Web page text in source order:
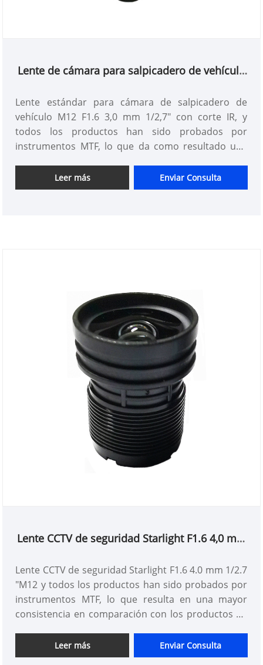
Lente de cámara para salpicadero de vehículo
Lente estándar para cámara de salpicadero de
vehículo M12 F1.6 3,0 mm 1/2,7" con corte IR, y
todos los productos han sido probados por
instrumentos MTF, lo que da como resultado una
productos de otros proveedores. Puede estar
seguro de comprar lentes M12 estándar en nuestra
Leer más Enviar Consulta
Lente CCTV de seguridad Starlight F1.6 4,0 mm
Lente CCTV de seguridad Starlight F1.6 4.0 mm 1/2.7
"M12 y todos los productos han sido probados por
instrumentos MTF, lo que resulta en una mayor
consistencia en comparación con los productos de
lentes M12 estándar en nuestra fábrica.
Leer más Enviar Consulta